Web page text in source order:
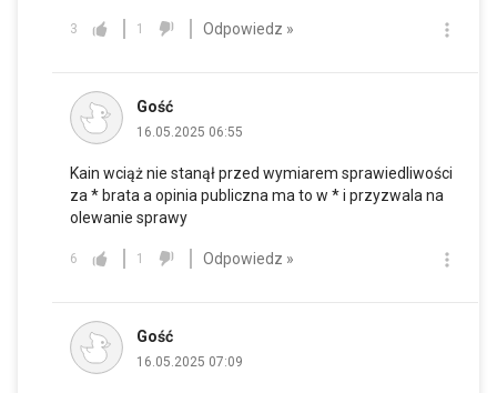
3 1 Odpowiedz »
Gość
16.05.2025 06:55
Kain wciąż nie stanął przed wymiarem sprawiedliwości
za * brata a opinia publiczna ma to w * i przyzwala na
olewanie sprawy
6 1 Odpowiedz »
Gość
16.05.2025 07:09